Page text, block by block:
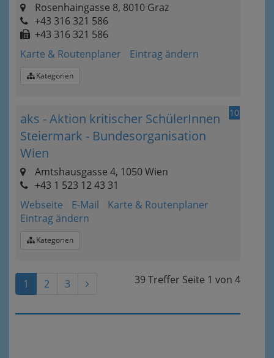
Rosenhaingasse 8, 8010 Graz
+43 316 321 586
+43 316 321 586
Karte & Routenplaner
Eintrag ändern
Kategorien
10
aks - Aktion kritischer SchülerInnen
Steiermark - Bundesorganisation
Wien
Amtshausgasse 4, 1050 Wien
+43 1 523 12 43 31
Webseite
E-Mail
Karte & Routenplaner
Eintrag ändern
Kategorien
39 Treffer Seite 1 von 4
1 2 3